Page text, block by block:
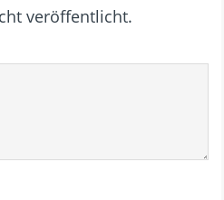
veröffentlicht.